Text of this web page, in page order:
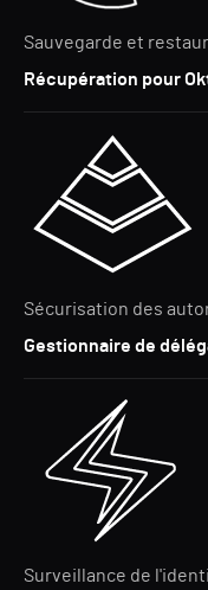
Sauvegarde et
Récupération pour
Sécurisation des
Gestionnaire de
Surveillance de